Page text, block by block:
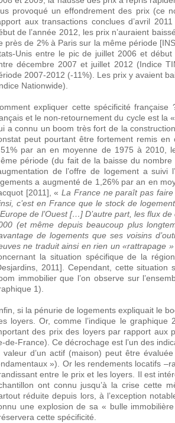
provoqué un effondrement des prix (ce
aux transactions conclues d’avril
de l’année 2012, les prix n’auraient
près de 2% à Paris sur la même période
Unis entre le pic de juillet 2006 et
décembre 2007 et juillet 2012 (Indice
2007-2012 (-11%). Les prix y avaient
Nationwide).
expliquer cette spécificité
et le non-retournement du cycle est la
a connu un boom très fort de la
peut pourtant être fortement remis
par an en moyenne de 1975 à 2010,
période (du fait de la baisse du
de l’offre de logement a
a augmenté de 1,26% par an en
[2011], «La France ne paraît pas
c’est en France que le stock de
de l’Ouest […] D’autre part, les flux
(et même depuis beaucoup plus
de logements que ses voisins
ne traduit ainsi en rien un «rattrapage »
la situation spécifique de la
2011]. Cependant, cette
immobilier que l’on observe sur
1).
si la pénurie de logements expliquait le
loyers. Or, comme l’indique le
des prix des loyers par rapport aux
de-France). Ce décrochage est l’un des
valeur d’un actif (maison) peut être
»). Or les rendements locatifs
entre le prix et les loyers. Il est
ont connu jusqu’à la crise cette
réduite depuis lors, à l’exception
une explosion de sa « bulle
cette spécificité.